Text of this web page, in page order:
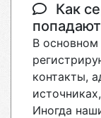
Как
В
контакты,
Иногда